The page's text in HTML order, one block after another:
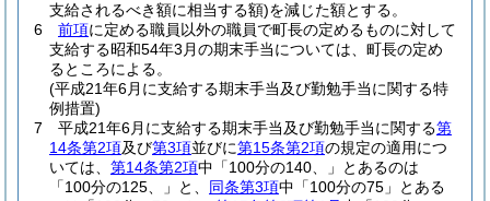
支給されるべき額に相当する額)を減じた額とする。
6
前項に定める職員以外の職員で町長の定めるものに対して
支給する昭和54年3月の期末手当については、町長の定め
るところによる。
(平成21年6月に支給する期末手当及び勤勉手当に関する特
例措置)
7
平成21年6月に支給する期末手当及び勤勉手当に関する第
14条第2項及び第3項並びに第15条第2項の規定の適用につ
いては、 第14条第2項中「100分の140、」とあるのは
「100分の125、」と、 同条第3項中「100分の75」とある